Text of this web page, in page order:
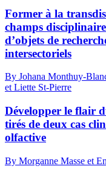
Former à la
champs
d’objets de
intersectoriels
By Johana Monthuy-
et Liette St-Pierre
Développer le flair
tirés de deux cas
olfactive
By Morganne Masse et